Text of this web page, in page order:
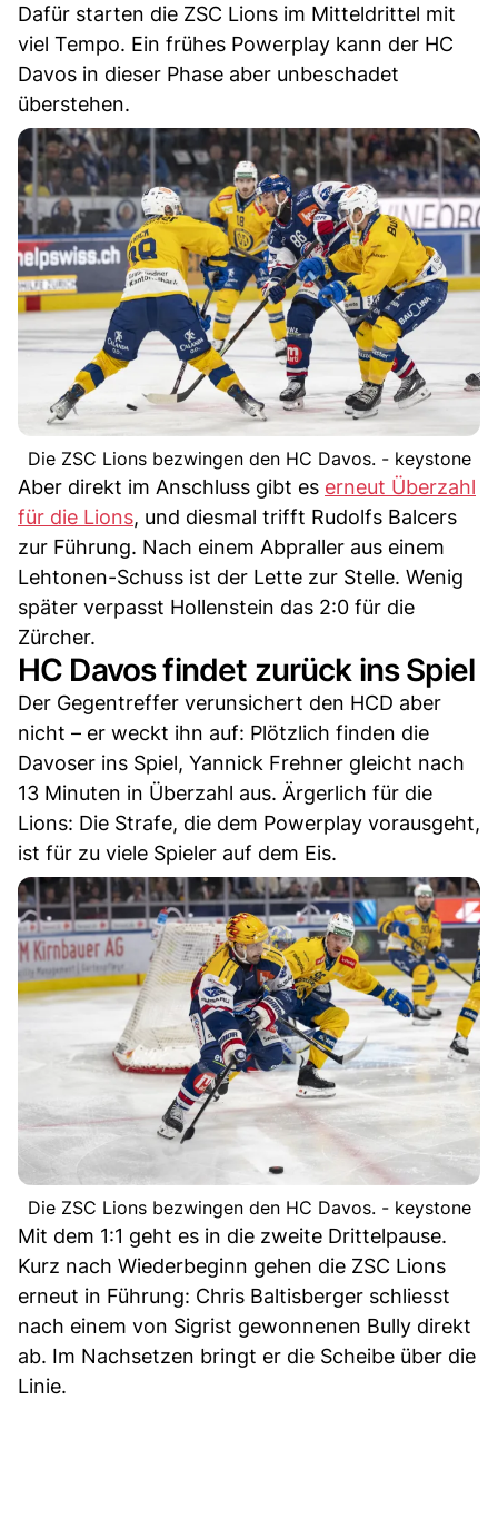
Dafür starten die ZSC Lions im Mitteldrittel mit
viel Tempo. Ein frühes Powerplay kann der HC
Davos in dieser Phase aber unbeschadet
überstehen.
Die ZSC Lions bezwingen den HC Davos. - keystone
Aber direkt im Anschluss gibt es erneut Überzahl
für die Lions, und diesmal trifft Rudolfs Balcers
zur Führung. Nach einem Abpraller aus einem
Lehtonen-Schuss ist der Lette zur Stelle. Wenig
später verpasst Hollenstein das 2:0 für die
Zürcher.
HC Davos findet zurück ins Spiel
Der Gegentreffer verunsichert den HCD aber
nicht – er weckt ihn auf: Plötzlich finden die
Davoser ins Spiel, Yannick Frehner gleicht nach
13 Minuten in Überzahl aus. Ärgerlich für die
Lions: Die Strafe, die dem Powerplay vorausgeht,
ist für zu viele Spieler auf dem Eis.
Die ZSC Lions bezwingen den HC Davos. - keystone
Mit dem 1:1 geht es in die zweite Drittelpause.
Kurz nach Wiederbeginn gehen die ZSC Lions
erneut in Führung: Chris Baltisberger schliesst
nach einem von Sigrist gewonnenen Bully direkt
ab. Im Nachsetzen bringt er die Scheibe über die
Linie.